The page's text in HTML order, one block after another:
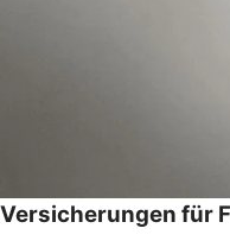
Versicherungen für